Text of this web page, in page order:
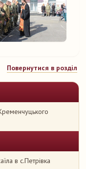
в с.Петрівка
Повернутися в розділ